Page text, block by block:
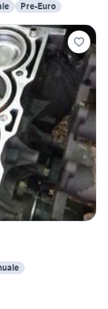
Pre-Euro